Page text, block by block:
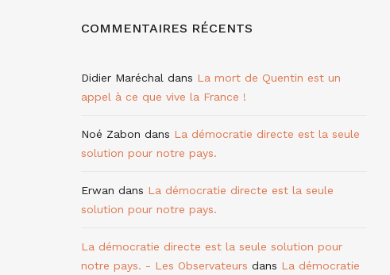
COMMENTAIRES RÉCENTS
Didier Maréchal dans La mort de Quentin est un
appel à ce que vive la France !
Noé Zabon dans La démocratie directe est la seule
solution pour notre pays.
Erwan dans La démocratie directe est la seule
solution pour notre pays.
La démocratie directe est la seule solution pour
notre pays. - Les Observateurs dans La démocratie